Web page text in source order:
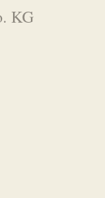
KG